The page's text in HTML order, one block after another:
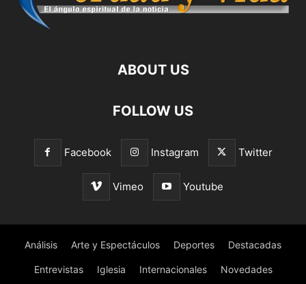
ABOUT US
FOLLOW US
Facebook Instagram Twitter
Vimeo Youtube
Análisis Arte y Espectáculos Deportes Destacadas
Entrevistas Iglesia Internacionales Novedades